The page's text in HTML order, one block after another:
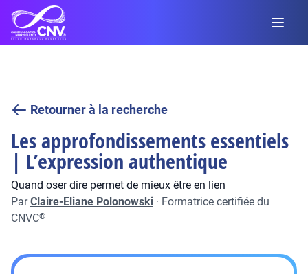
Retourner à la recherche
Les approfondissements essentiels
| L’expression authentique
Quand oser dire permet de mieux être en lien
ParClaire-Eliane Polonowski · Formatrice certifiée du
CNVC®